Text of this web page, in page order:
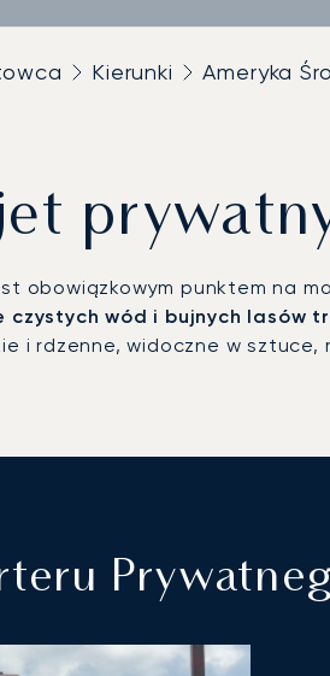
Kierunki Ameryka
obowiązkowym punktem na
wód i bujnych lasów
i rdzenne, widoczne w sztuce,